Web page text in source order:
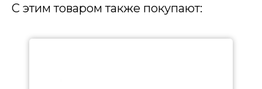
С этим товаром также покупают: